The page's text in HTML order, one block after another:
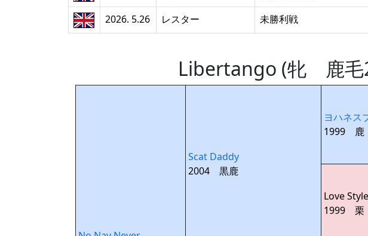
2026. 5.26
レスター 未勝利戦
Libertango (牝 鹿毛
Scat Daddy
2004 黒鹿
ヨハネス
1999 鹿
Love Style
1999 栗